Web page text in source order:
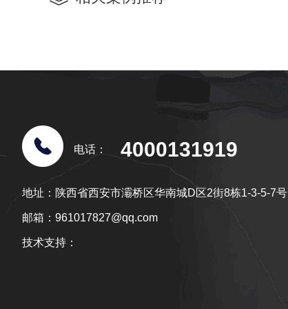
电话： 4000131919
地址：陕西省西安市灞桥区华南城D区2街8栋1-3-5-7号
邮箱：961017827@qq.com
技术支持：